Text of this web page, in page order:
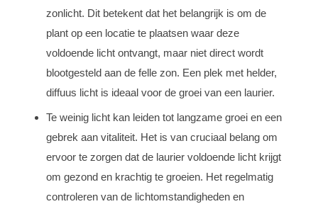
zonlicht. Dit betekent dat het belangrijk is om de
plant op een locatie te plaatsen waar deze
voldoende licht ontvangt, maar niet direct wordt
blootgesteld aan de felle zon. Een plek met helder,
diffuus licht is ideaal voor de groei van een laurier.
Te weinig licht kan leiden tot langzame groei en een
gebrek aan vitaliteit. Het is van cruciaal belang om
ervoor te zorgen dat de laurier voldoende licht krijgt
om gezond en krachtig te groeien. Het regelmatig
controleren van de lichtomstandigheden en